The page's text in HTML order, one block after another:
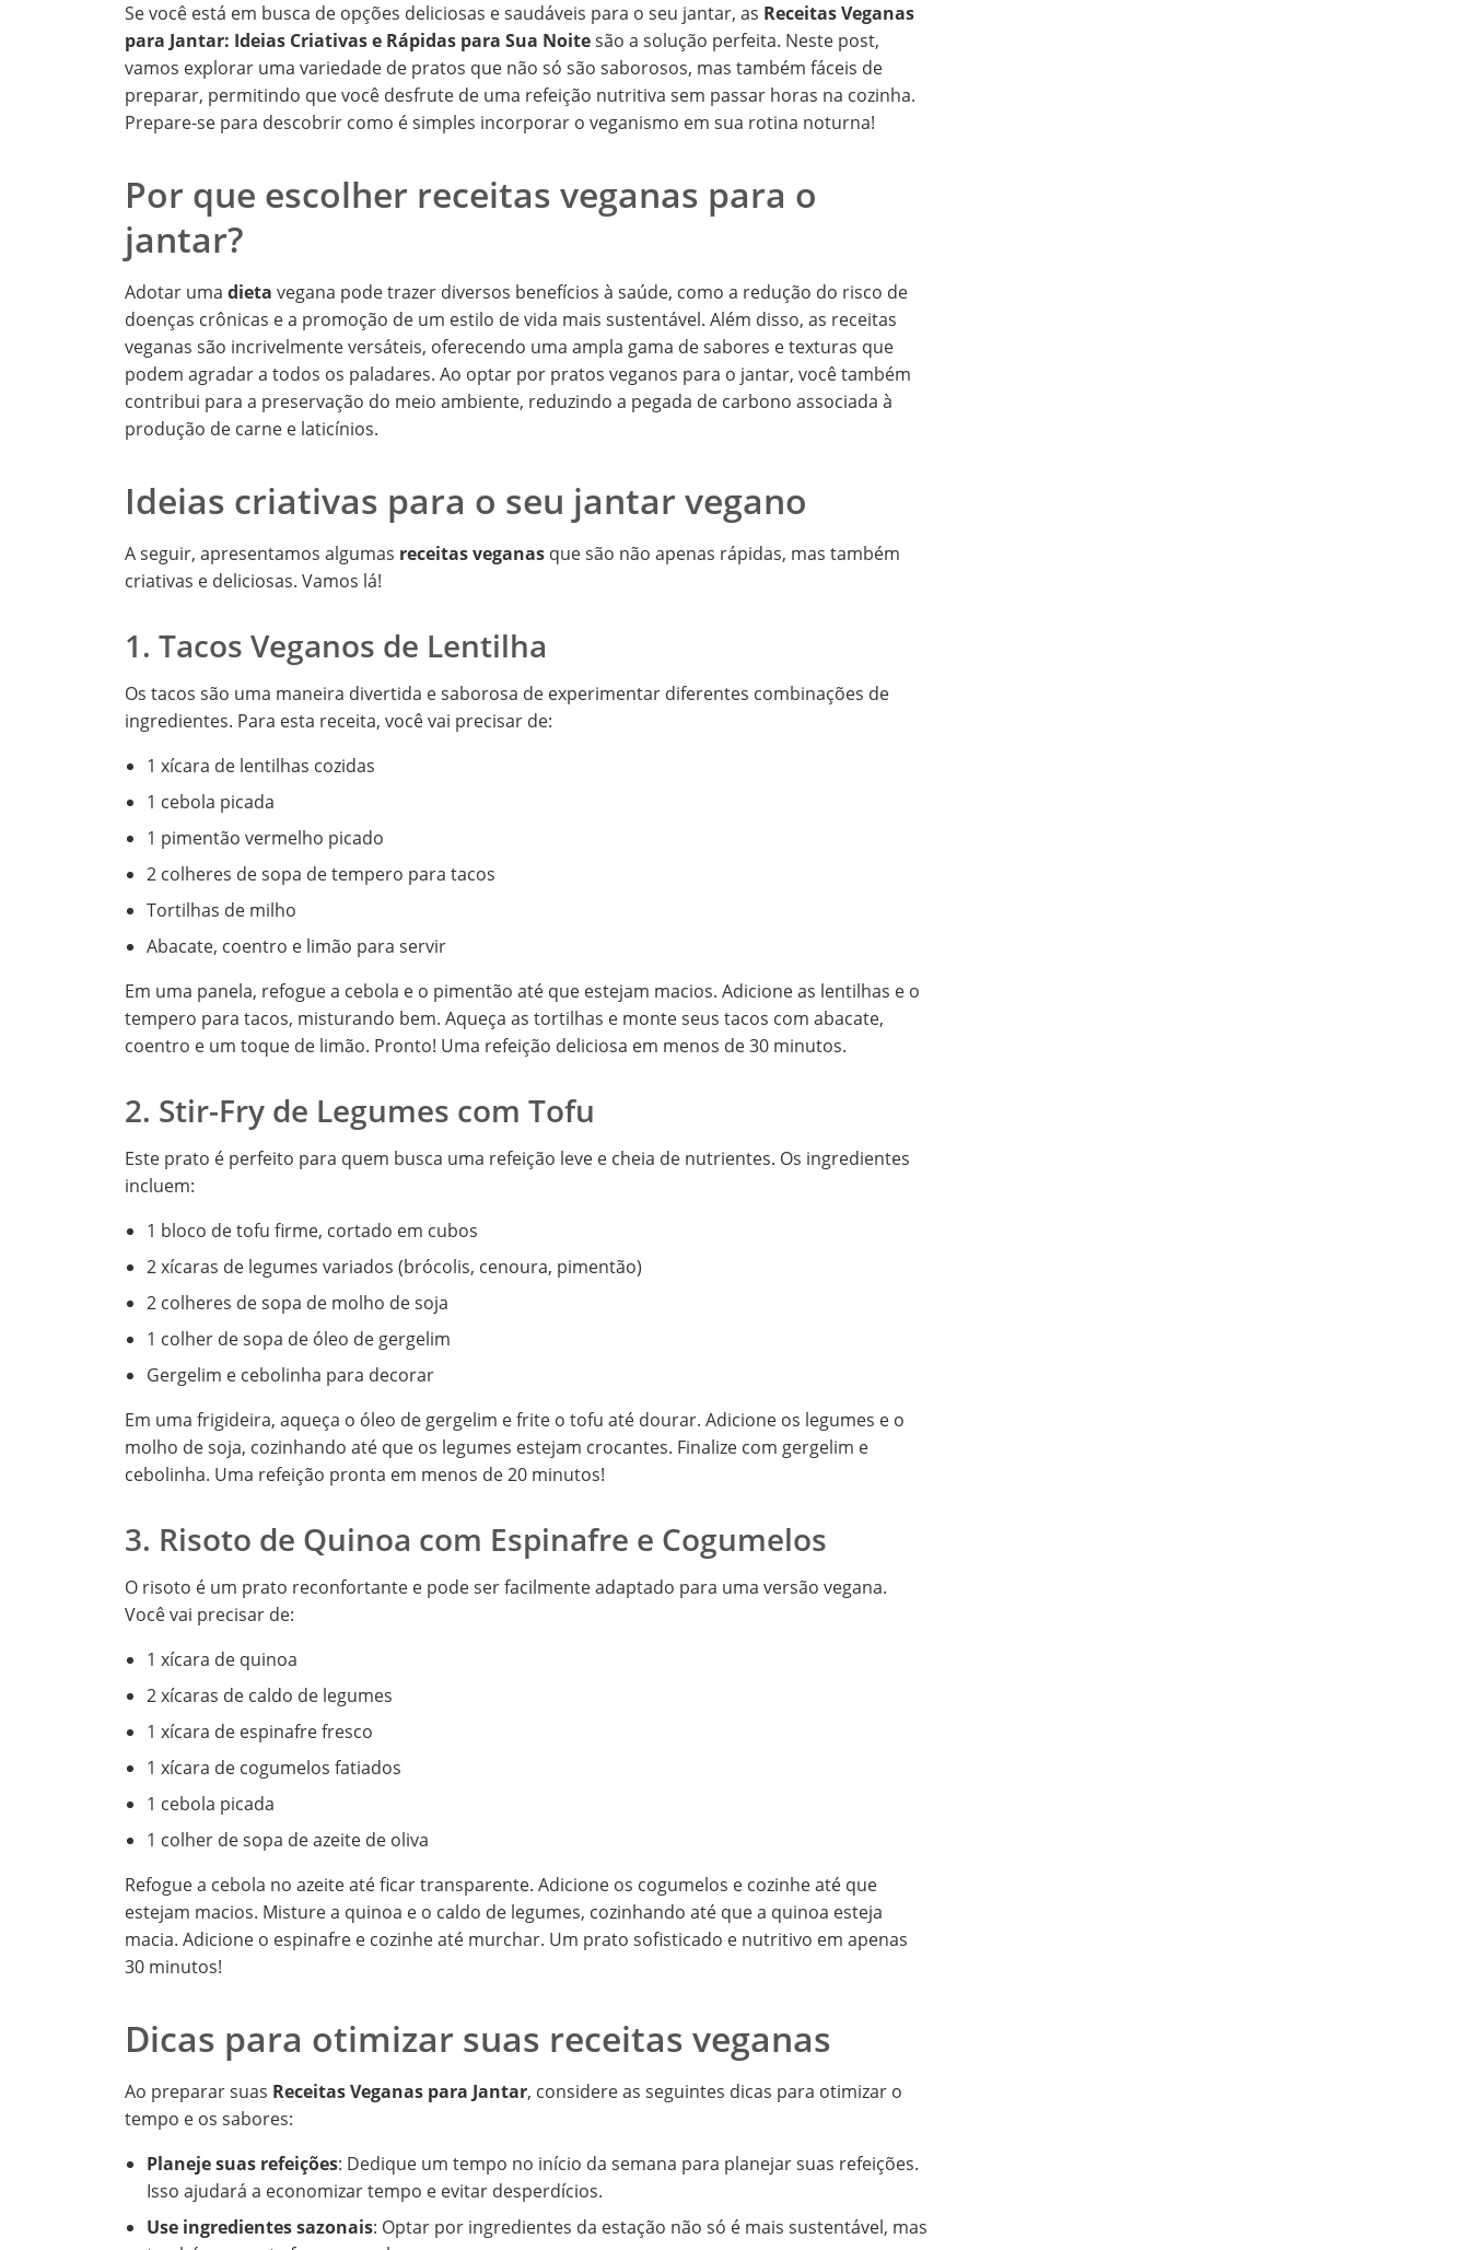
Se você está em busca de opções deliciosas e saudáveis para o seu jantar, as Receitas Veganas
para Jantar: Ideias Criativas e Rápidas para Sua Noitesão a solução perfeita. Neste post,
vamos explorar uma variedade de pratos que não só são saborosos, mas também fáceis de
preparar, permitindo que você desfrute de uma refeição nutritiva sem passar horas na cozinha.
Prepare-se para descobrir como é simples incorporar o veganismo em sua rotina noturna!
Por que escolher receitas veganas para o
jantar?
Adotar uma dieta vegana pode trazer diversos benefícios à saúde, como a redução do risco de
doenças crônicas e a promoção de um estilo de vida mais sustentável. Além disso, as receitas
veganas são incrivelmente versáteis, oferecendo uma ampla gama de sabores e texturas que
podem agradar a todos os paladares. Ao optar por pratos veganos para o jantar, você também
contribui para a preservação do meio ambiente, reduzindo a pegada de carbono associada à
produção de carne e laticínios.
Ideias criativas para o seu jantar vegano
A seguir, apresentamos algumas receitas veganas que são não apenas rápidas, mas também
criativas e deliciosas. Vamos lá!
1. Tacos Veganos de Lentilha
Os tacos são uma maneira divertida e saborosa de experimentar diferentes combinações de
ingredientes. Para esta receita, você vai precisar de:
1 xícara de lentilhas cozidas
1 cebola picada
1 pimentão vermelho picado
2 colheres de sopa de tempero para tacos
Tortilhas de milho
Abacate, coentro e limão para servir
Em uma panela, refogue a cebola e o pimentão até que estejam macios. Adicione as lentilhas e o
tempero para tacos, misturando bem. Aqueça as tortilhas e monte seus tacos com abacate,
coentro e um toque de limão. Pronto! Uma refeição deliciosa em menos de 30 minutos.
2. Stir-Fry de Legumes com Tofu
Este prato é perfeito para quem busca uma refeição leve e cheia de nutrientes. Os ingredientes
incluem:
1 bloco de tofu firme, cortado em cubos
2 xícaras de legumes variados (brócolis, cenoura, pimentão)
2 colheres de sopa de molho de soja
1 colher de sopa de óleo de gergelim
Gergelim e cebolinha para decorar
Em uma frigideira, aqueça o óleo de gergelim e frite o tofu até dourar. Adicione os legumes e o
molho de soja, cozinhando até que os legumes estejam crocantes. Finalize com gergelim e
cebolinha. Uma refeição pronta em menos de 20 minutos!
3. Risoto de Quinoa com Espinafre e Cogumelos
O risoto é um prato reconfortante e pode ser facilmente adaptado para uma versão vegana.
Você vai precisar de:
1 xícara de quinoa
2 xícaras de caldo de legumes
1 xícara de espinafre fresco
1 xícara de cogumelos fatiados
1 cebola picada
1 colher de sopa de azeite de oliva
Refogue a cebola no azeite até ficar transparente. Adicione os cogumelos e cozinhe até que
estejam macios. Misture a quinoa e o caldo de legumes, cozinhando até que a quinoa esteja
macia. Adicione o espinafre e cozinhe até murchar. Um prato sofisticado e nutritivo em apenas
30 minutos!
Dicas para otimizar suas receitas veganas
Ao preparar suas Receitas Veganas para Jantar, considere as seguintes dicas para otimizar o
tempo e os sabores:
Planeje suas refeições: Dedique um tempo no início da semana para planejar suas refeições.
Isso ajudará a economizar tempo e evitar desperdícios.
Use ingredientes sazonais: Optar por ingredientes da estação não só é mais sustentável, mas